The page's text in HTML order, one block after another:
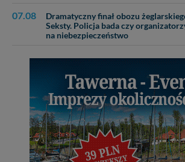
07.08
Dramatyczny finał obozu
Seksty. Policja bada czy
na niebezpieczeństwo